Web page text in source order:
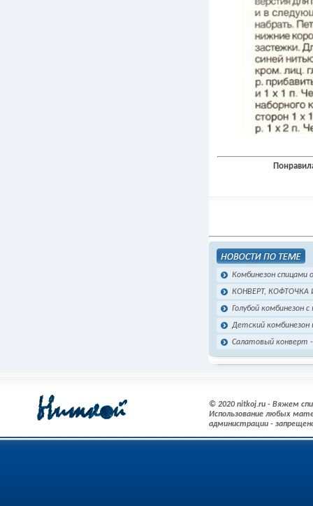
Комбинезон спицами
КОНВЕРТ, КОФТОЧКА
Голубой комбинезон с
Детский комбинезон
Салатовый конверт -
© 2020 nitkoj.ru - Вяжем
Использование любых
администрации -